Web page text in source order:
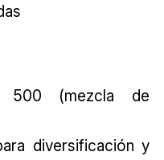
500 (mezcla de
diversificación y